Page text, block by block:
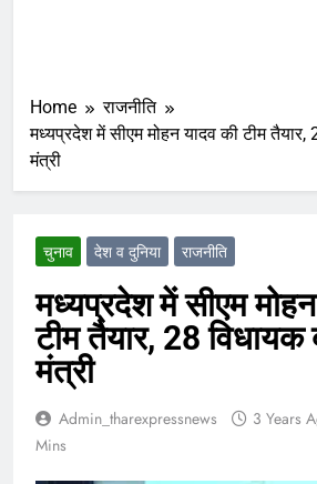
Home
राजनीति
मध्यप्रदेश में सीएम मोहन यादव की टीम तैयार,
मंत्री
चुनाव देश व दुनिया राजनीति
मध्यप्रदेश में सीएम
टीम तैयार, 28 विधायक
मंत्री
Admin_tharexpressnews 3 Years
Mins